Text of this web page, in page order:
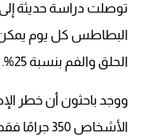
توصلت دراسة حديثة
البطاطس كل يوم يمكن
الحلق والفم بنسبة 25%.
ووجد باحثون أن خطر
الأشخاص